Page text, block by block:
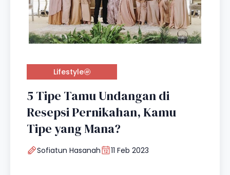
Lifestyle
5 Tipe Tamu Undangan di
Resepsi Pernikahan, Kamu
Tipe yang Mana?
Sofiatun Hasanah 11 Feb 2023